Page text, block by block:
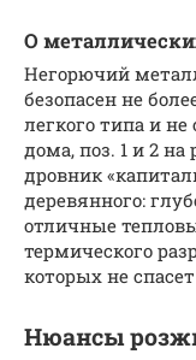
О
Негорючий
безопасен не
легкого типа и
дома, поз. 1 и 2
дровник
деревянного:
отличные
термического
которых не
Нюансы